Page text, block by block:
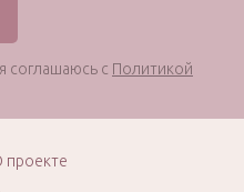
соглашаюсь с Политикой
проекте